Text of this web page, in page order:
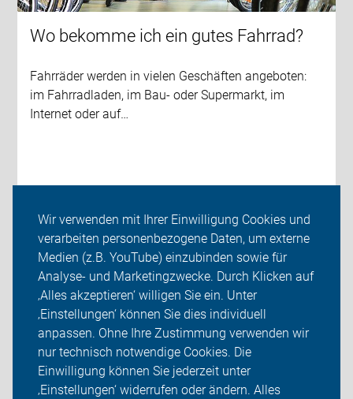
Wir verwenden mit Ihrer Einwilligung Cookies und
verarbeiten personenbezogene Daten, um externe
Medien (z.B. YouTube) einzubinden sowie für
Analyse- und Marketingzwecke. Durch Klicken auf
‚Alles akzeptieren‘ willigen Sie ein. Unter
‚Einstellungen‘ können Sie dies individuell
anpassen. Ohne Ihre Zustimmung verwenden wir
nur technisch notwendige Cookies. Die
Einwilligung können Sie jederzeit unter
‚Einstellungen‘ widerrufen oder ändern. Alles
Wo bekomme ich ein gutes Fahrrad?
Fahrräder werden in vielen Geschäften angeboten:
im Fahrradladen, im Bau- oder Supermarkt, im
Internet oder auf…
weiterlesen